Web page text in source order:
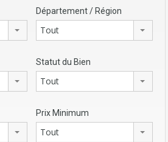
Département / Région
Tout
Statut du Bien
Tout
Prix Minimum
Tout